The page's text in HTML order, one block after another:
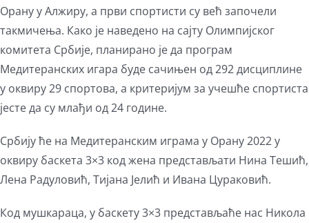
Орану у Алжиру, а први спортисти су већ започели
такмичења. Како је наведено на сајту Олимпијског
комитета Србије, планирано је да програм
Медитеранских игара буде сачињен од 292 дисциплине
у оквиру 29 спортова, а критеријум за учешће спортиста
јесте да су млађи од 24 године.
Србију ће на Медитеранским играма у Орану 2022 у
оквиру баскета 3×3 код жена представљати Нина Тешић,
Лена Радуловић, Тијана Јелић и Ивана Цураковић.
Код мушкараца, у баскету 3×3 представљаће нас Никола